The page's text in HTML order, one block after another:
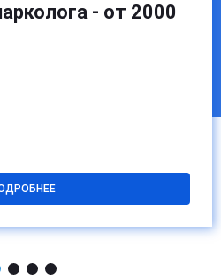
- от 2000